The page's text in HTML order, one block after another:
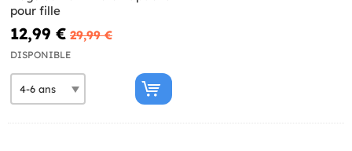
pour fille
12,99 € 29,99 €
DISPONIBLE